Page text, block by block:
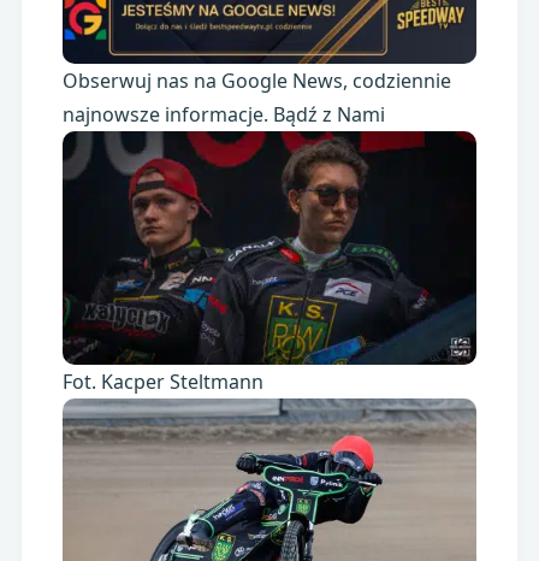
Obserwuj nas na Google News, codziennie
najnowsze informacje. Bądź z Nami
Fot. Kacper Steltmann